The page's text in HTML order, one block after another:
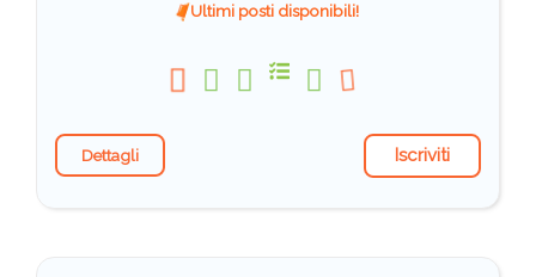
Ultimi posti disponibili!
Dettagli Iscriviti